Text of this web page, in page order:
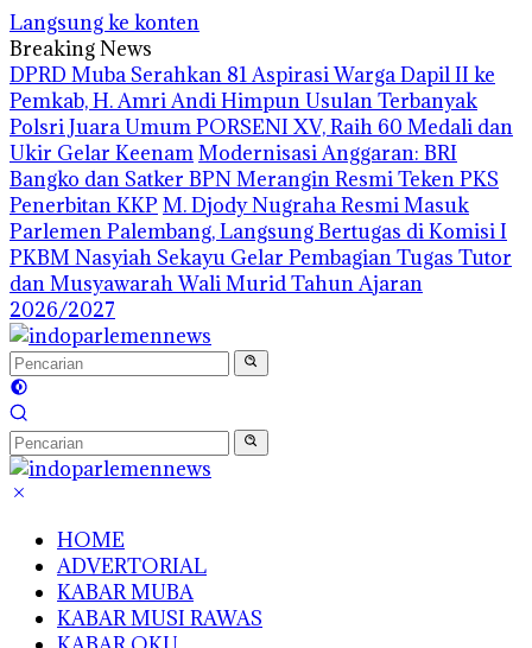
Langsung ke konten
Breaking News
DPRD Muba Serahkan 81 Aspirasi Warga Dapil II ke
Pemkab, H. Amri Andi Himpun Usulan Terbanyak
Polsri Juara Umum PORSENI XV, Raih 60 Medali dan
Ukir Gelar KeenamModernisasi Anggaran: BRI
Bangko dan Satker BPN Merangin Resmi Teken PKS
Penerbitan KKP M. Djody Nugraha Resmi Masuk
Parlemen Palembang, Langsung Bertugas di Komisi I
PKBM Nasyiah Sekayu Gelar Pembagian Tugas Tutor
dan Musyawarah Wali Murid Tahun Ajaran
2026/2027
HOME
ADVERTORIAL
KABAR MUBA
KABAR MUSI RAWAS